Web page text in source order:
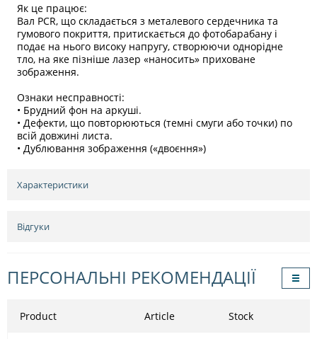
Як це працює:
Вал PCR, що складається з металевого сердечника та
гумового покриття, притискається до фотобарабану і
подає на нього високу напругу, створюючи однорідне
тло, на яке пізніше лазер «наносить» приховане
зображення.
Ознаки несправності:
• Брудний фон на аркуші.
• Дефекти, що повторюються (темні смуги або точки) по
всій довжині листа.
• Дублювання зображення («двоєння»)
Характеристики
Відгуки
ПЕРСОНАЛЬНІ РЕКОМЕНДАЦІЇ
Product Article Stock